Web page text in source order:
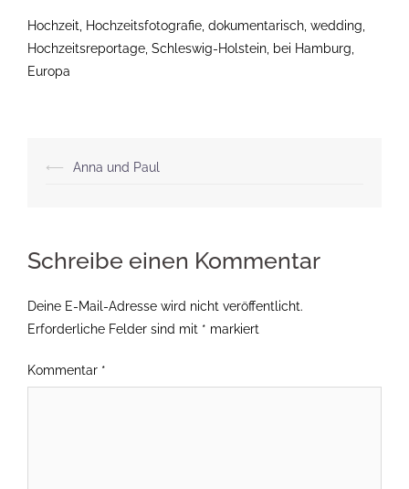
Hochzeit, Hochzeitsfotografie, dokumentarisch, wedding,
Hochzeitsreportage, Schleswig-Holstein, bei Hamburg,
Europa
Beitragsnavigation
⟵ Anna und Paul
Schreibe einen Kommentar
Deine E-Mail-Adresse wird nicht veröffentlicht.
Erforderliche Felder sind mit * markiert
Kommentar *